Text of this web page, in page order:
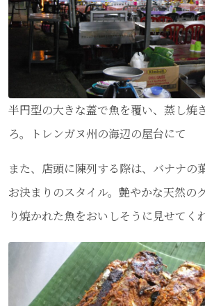
半円型の大きな蓋で魚を覆い、蒸し焼
ろ。トレンガヌ州の海辺の屋台にて
また、店頭に陳列する際は、バナナの
お決まりのスタイル。艶やかな天然の
り焼かれた魚をおいしそうに見せてく